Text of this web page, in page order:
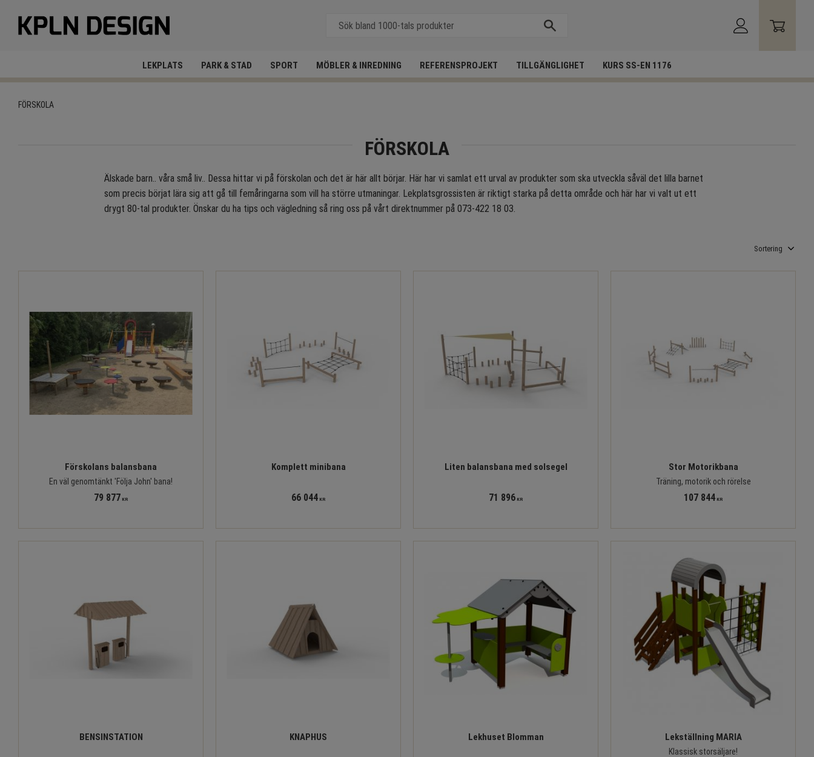
LEKPLATS PARK & STAD SPORT MÖBLER & INREDNING REFERENSPROJEKT TILLGÄNGLIGHET KURS SS-EN 1176
FÖRSKOLA
FÖRSKOLA
Älskade barn.. våra små liv.. Dessa hittar vi på förskolan och det är här allt börjar. Här har vi samlat ett urval av produkter som ska utveckla såväl det lilla barnet
som precis börjat lära sig att gå till femåringarna som vill ha större utmaningar. Lekplatsgrossisten är riktigt starka på detta område och här har vi valt ut ett
drygt 80-tal produkter. Önskar du ha tips och vägledning så ring oss på vårt direktnummer på 073-422 18 03.
Förskolans balansbana
En väl genomtänkt 'Följa John' bana!
79 877 KR
Komplett minibana
66 044 KR
Liten balansbana med solsegel
71 896 KR
Stor Motorikbana
Träning, motorik och rörelse
107 844 KR
BENSINSTATION KNAPHUS Lekhuset Blomman Lekställning MARIA
Klassisk storsäljare!